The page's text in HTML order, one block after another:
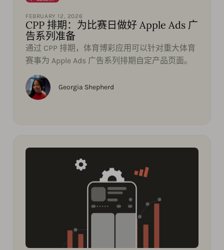
FEBRUARY 12, 2026
CPP 排期：为比赛日做好 Apple Ads 广
告系列准备
通过 CPP 排期，体育博彩应用可以针对重大体育
赛事为 Apple Ads 广告系列排期自定产品页面。
Georgia Shepherd